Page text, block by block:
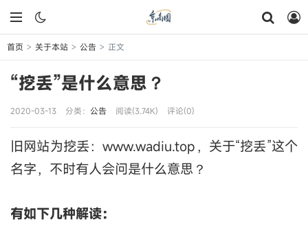
首页 > 关于本站 > 公告 > 正文
“挖丢”是什么意思？
2020-03-13 分类： 公告 阅读(3.74K) 评论(0)
旧网站为挖丢：www.wadiu.top，关于“挖丢”这个
名字，不时有人会问是什么意思？
有如下几种解读：